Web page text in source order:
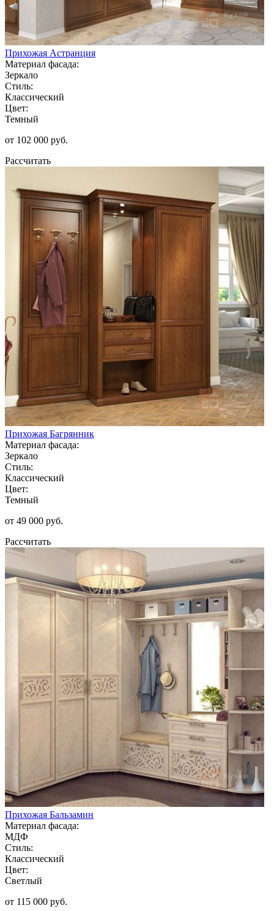
Прихожая Астранция
Материал фасада:
Зеркало
Стиль:
Классический
Цвет:
Темный
от 102 000 руб.
Рассчитать
Прихожая Багрянник
Материал фасада:
Зеркало
Стиль:
Классический
Цвет:
Темный
от 49 000 руб.
Рассчитать
Прихожая Бальзамин
Материал фасада:
МДФ
Стиль:
Классический
Цвет:
Светлый
от 115 000 руб.